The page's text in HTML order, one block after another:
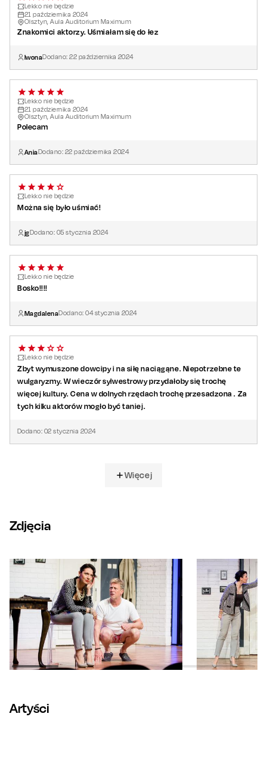
Lekko nie będzie
21 października 2024
Olsztyn, Aula Auditorium Maximum
Znakomici aktorzy. Uśmiałam się do łez
IwonaDodano:22 października 2024
Lekko nie będzie
21 października 2024
Olsztyn, Aula Auditorium Maximum
Polecam
AniaDodano: 22 października 2024
Lekko nie będzie
Można się było uśmiać!
jgDodano: 05 stycznia 2024
Lekko nie będzie
Bosko!!!!
MagdalenaDodano:04 stycznia 2024
Lekko nie będzie
Zbyt wymuszone dowcipy i na siłę naciągąne. Niepotrzebne te
wulgaryzmy. W wieczór sylwestrowy przydałoby się trochę
więcej kultury. Cena w dolnych rzędach trochę przesadzona . Za
tych kilku aktorów mogło być taniej.
Dodano: 02 stycznia 2024
Więcej
Zdjęcia
Artyści